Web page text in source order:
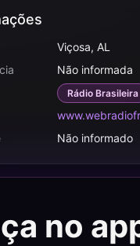
Viçosa, AL
Não informada
Rádio Brasileira
Não informado
no